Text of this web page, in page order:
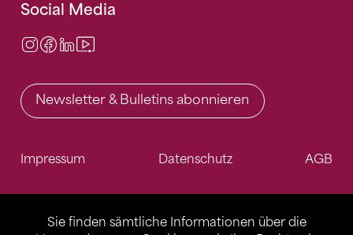
Sie finden sämtliche Informationen über die
Social Media
Instagram
Facebook
LinkedIn
Newsletter & Bulletins abonnieren
Impressum Datenschutz AGB